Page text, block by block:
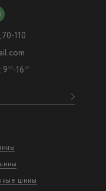
шины
110
9 00-16 00